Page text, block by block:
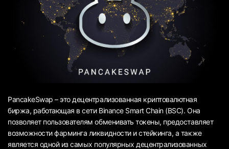
PancakeSwap – это децентрализованная криптовалютная
биржа, работающая в сети Binance Smart Chain (BSC). Она
позволяет пользователям обменивать токены, предоставляет
возможности фарминга ликвидности и стейкинга, а также
является одной из самых популярных децентрализованных